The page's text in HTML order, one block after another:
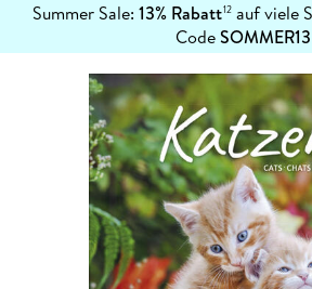
Summer Sale: 13% Rabatt12auf viele
CodeSOMMER13
erfahren